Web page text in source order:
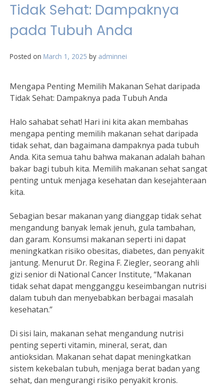
Tidak Sehat: Dampaknya
pada Tubuh Anda
Posted on March 1, 2025 by adminnei
Mengapa Penting Memilih Makanan Sehat daripada
Tidak Sehat: Dampaknya pada Tubuh Anda
Halo sahabat sehat! Hari ini kita akan membahas
mengapa penting memilih makanan sehat daripada
tidak sehat, dan bagaimana dampaknya pada tubuh
Anda. Kita semua tahu bahwa makanan adalah bahan
bakar bagi tubuh kita. Memilih makanan sehat sangat
penting untuk menjaga kesehatan dan kesejahteraan
kita.
Sebagian besar makanan yang dianggap tidak sehat
mengandung banyak lemak jenuh, gula tambahan,
dan garam. Konsumsi makanan seperti ini dapat
meningkatkan risiko obesitas, diabetes, dan penyakit
jantung. Menurut Dr. Regina F. Ziegler, seorang ahli
gizi senior di National Cancer Institute, “Makanan
tidak sehat dapat mengganggu keseimbangan nutrisi
dalam tubuh dan menyebabkan berbagai masalah
kesehatan.”
Di sisi lain, makanan sehat mengandung nutrisi
penting seperti vitamin, mineral, serat, dan
antioksidan. Makanan sehat dapat meningkatkan
sistem kekebalan tubuh, menjaga berat badan yang
sehat, dan mengurangi risiko penyakit kronis.